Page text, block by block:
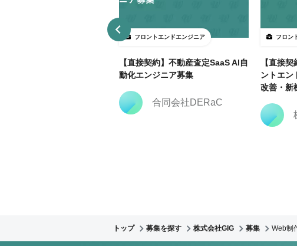
フロントエンドエンジニア
【直接契約】不動産査定SaaS AI自
動化エンジニア募集
合同会社DERaC
フロン
【直接
ントエン
改善・新
トップ 募集を探す 株式会社GIG 募集 Web制